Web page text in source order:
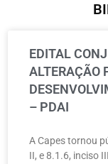
EDITAL
ALTERAÇÃO
– PDAI
A Capes tornou
II, e 8.1.6, inciso